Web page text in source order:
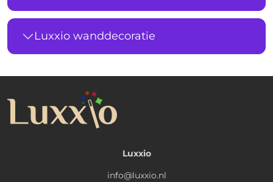
Luxxio wanddecoratie
Luxxio
info@luxxio.nl